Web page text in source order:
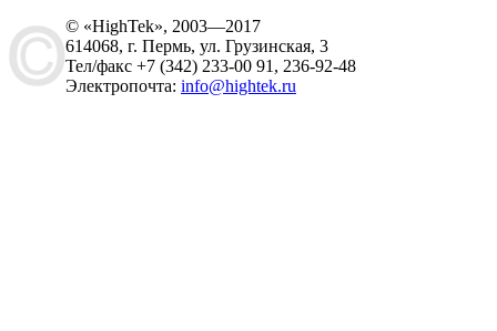
© «HighTek», 2003—2017
614068, г. Пермь, ул. Грузинская, 3
Тел/факс +7 (342) 233-00 91, 236-92-48
Электропочта: info@hightek.ru